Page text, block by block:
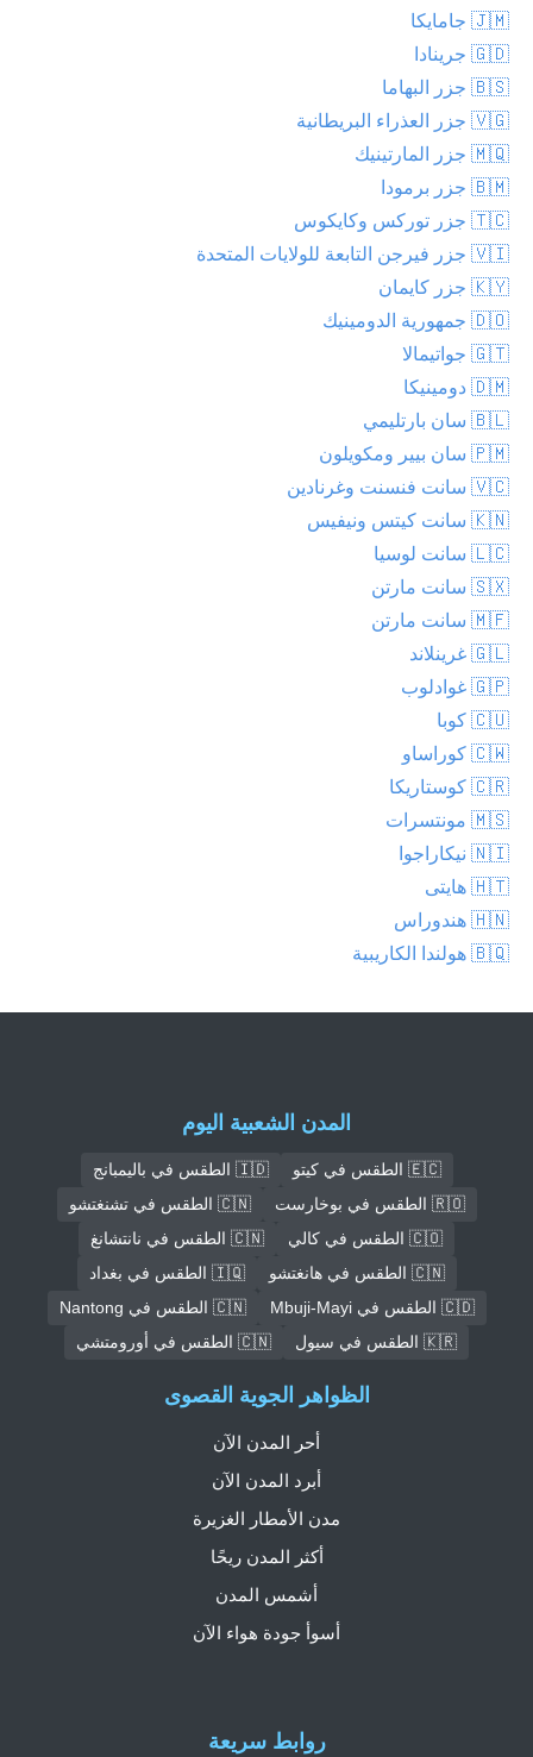
🇯🇲 جامايكا
🇬🇩 جرينادا
🇧🇸 جزر البهاما
🇻🇬 جزر العذراء البريطانية
🇲🇶 جزر المارتينيك
🇧🇲 جزر برمودا
🇹🇨 جزر توركس وكايكوس
🇻🇮 جزر فيرجن التابعة للولايات المتحدة
🇰🇾 جزر كايمان
🇩🇴 جمهورية الدومينيك
🇬🇹 جواتيمالا
🇩🇲 دومينيكا
🇧🇱 سان بارتليمي
🇵🇲 سان بيير ومكويلون
🇻🇨 سانت فنسنت وغرنادين
🇰🇳 سانت كيتس ونيفيس
🇱🇨 سانت لوسيا
🇸🇽 سانت مارتن
🇲🇫 سانت مارتن
🇬🇱 غرينلاند
🇬🇵 غوادلوب
🇨🇺 كوبا
🇨🇼 كوراساو
🇨🇷 كوستاريكا
🇲🇸 مونتسرات
🇳🇮 نيكاراجوا
🇭🇹 هايتى
🇭🇳 هندوراس
🇧🇶 هولندا الكاريبية
المدن الشعبية اليوم
🇪🇨 الطقس في كيتو
🇮🇩 الطقس في باليمبانج
🇷🇴 الطقس في بوخارست
🇨🇳 الطقس في تشنغتشو
🇨🇴 الطقس في كالي
🇨🇳 الطقس في نانتشانغ
🇨🇳 الطقس في هانغتشو
🇮🇶 الطقس في بغداد
🇨🇩 الطقس في Mbuji-Mayi
🇨🇳 الطقس في Nantong
🇰🇷 الطقس في سيول
🇨🇳 الطقس في أورومتشي
روابط سريعة
الظواهر الجوية القصوى
أحر المدن الآن
أبرد المدن الآن
مدن الأمطار الغزيرة
أكثر المدن ريحًا
أشمس المدن
أسوأ جودة هواء الآن